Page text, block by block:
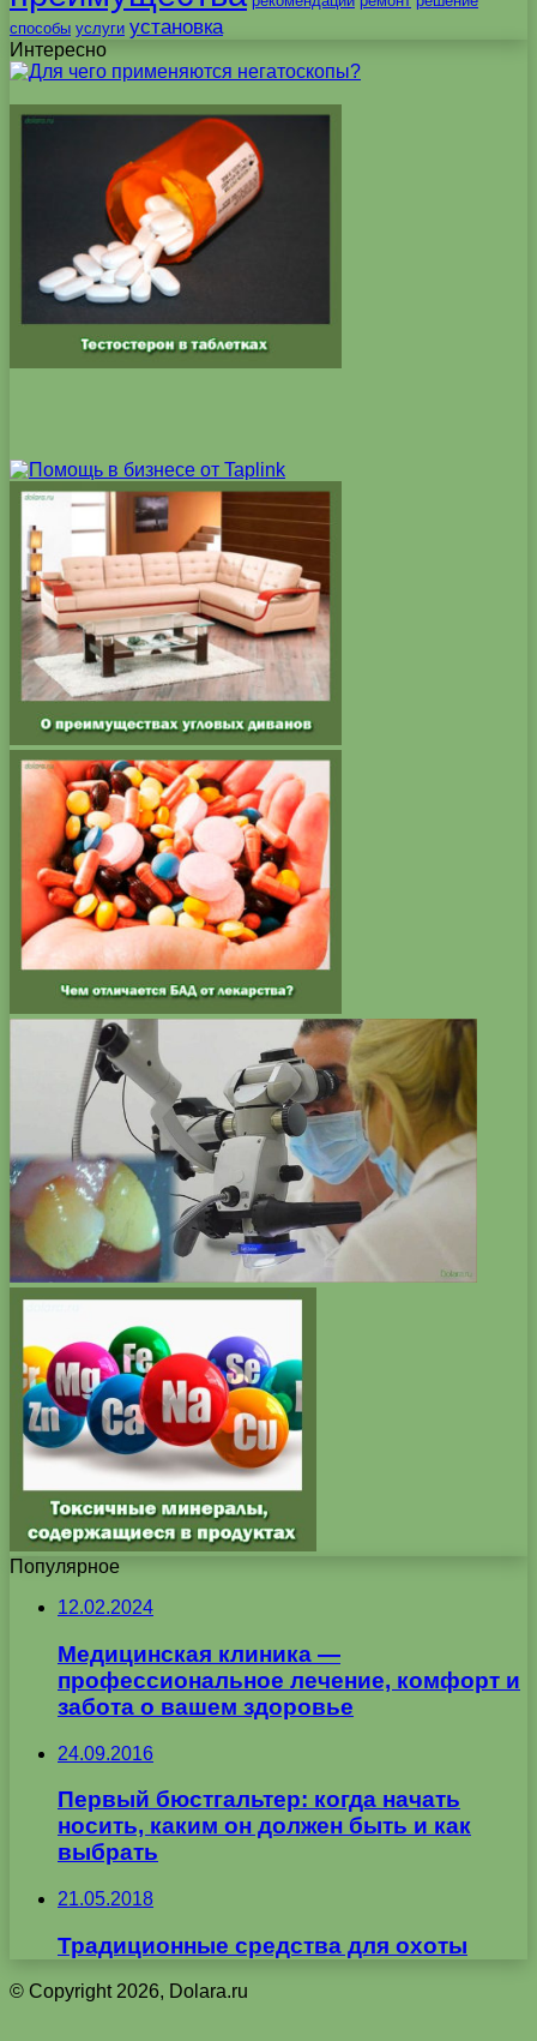
способы услуги установка
Интересно
Популярное
12.02.2024
Медицинская клиника —
профессиональное лечение, комфорт и
забота о вашем здоровье
24.09.2016
Первый бюстгальтер: когда начать
носить, каким он должен быть и как
выбрать
21.05.2018
Традиционные средства для охоты
© Copyright 2026, Dolara.ru